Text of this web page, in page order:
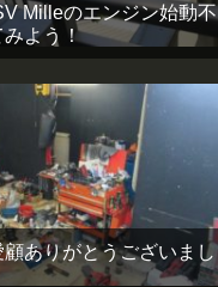
Milleのエンジン始動不
みよう！
ありがとうございまし